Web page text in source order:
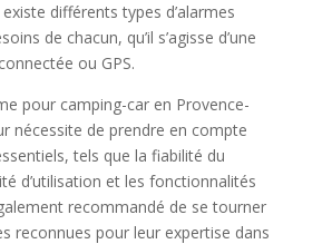
différents types d’alarmes
de chacun, qu’il s’agisse d’une
ou GPS.
pour camping-car en Provence-
nécessite de prendre en compte
tels que la fiabilité du
d’utilisation et les fonctionnalités
recommandé de se tourner
reconnues pour leur expertise dans